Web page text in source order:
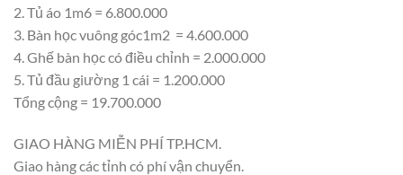
2. Tủ áo 1m6 = 6.800.000
3. Bàn học vuông góc1m2 = 4.600.000
4. Ghế bàn học có điều chỉnh = 2.000.000
5. Tủ đầu giường 1 cái = 1.200.000
Tổng cộng = 19.700.000
GIAO HÀNG MIỄN PHÍ TP.HCM.
Giao hàng các tỉnh có phí vận chuyển.